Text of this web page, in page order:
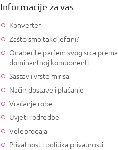
Informacije za vas
Konverter
Zašto smo tako jeftini?
Odaberite parfem svog srca prema
dominantnoj komponenti
Sastav i vrste mirisa
Način dostave i plaćanje
Vraćanje robe
Uvjeti i odredbe
Veleprodaja
Privatnost i politika privatnosti